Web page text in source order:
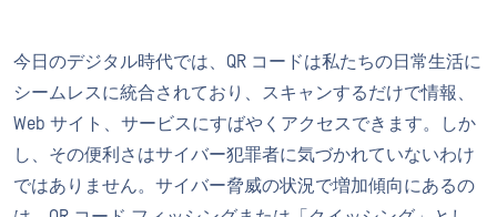
今日のデジタル時代では、QR コードは私たちの日常生活に
シームレスに統合されており、スキャンするだけで情報、
Web サイト、サービスにすばやくアクセスできます。しか
し、その便利さはサイバー犯罪者に気づかれていないわけ
ではありません。サイバー脅威の状況で増加傾向にあるの